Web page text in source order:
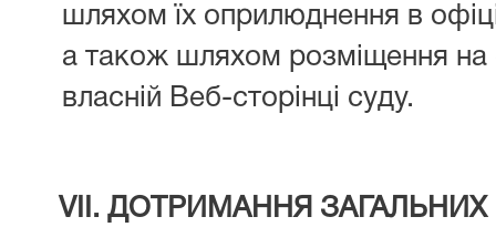
шляхом їх оприлюднення в
а також шляхом розміщення на
власній Веб-сторінці суду.
VІІ. ДОТРИМАННЯ